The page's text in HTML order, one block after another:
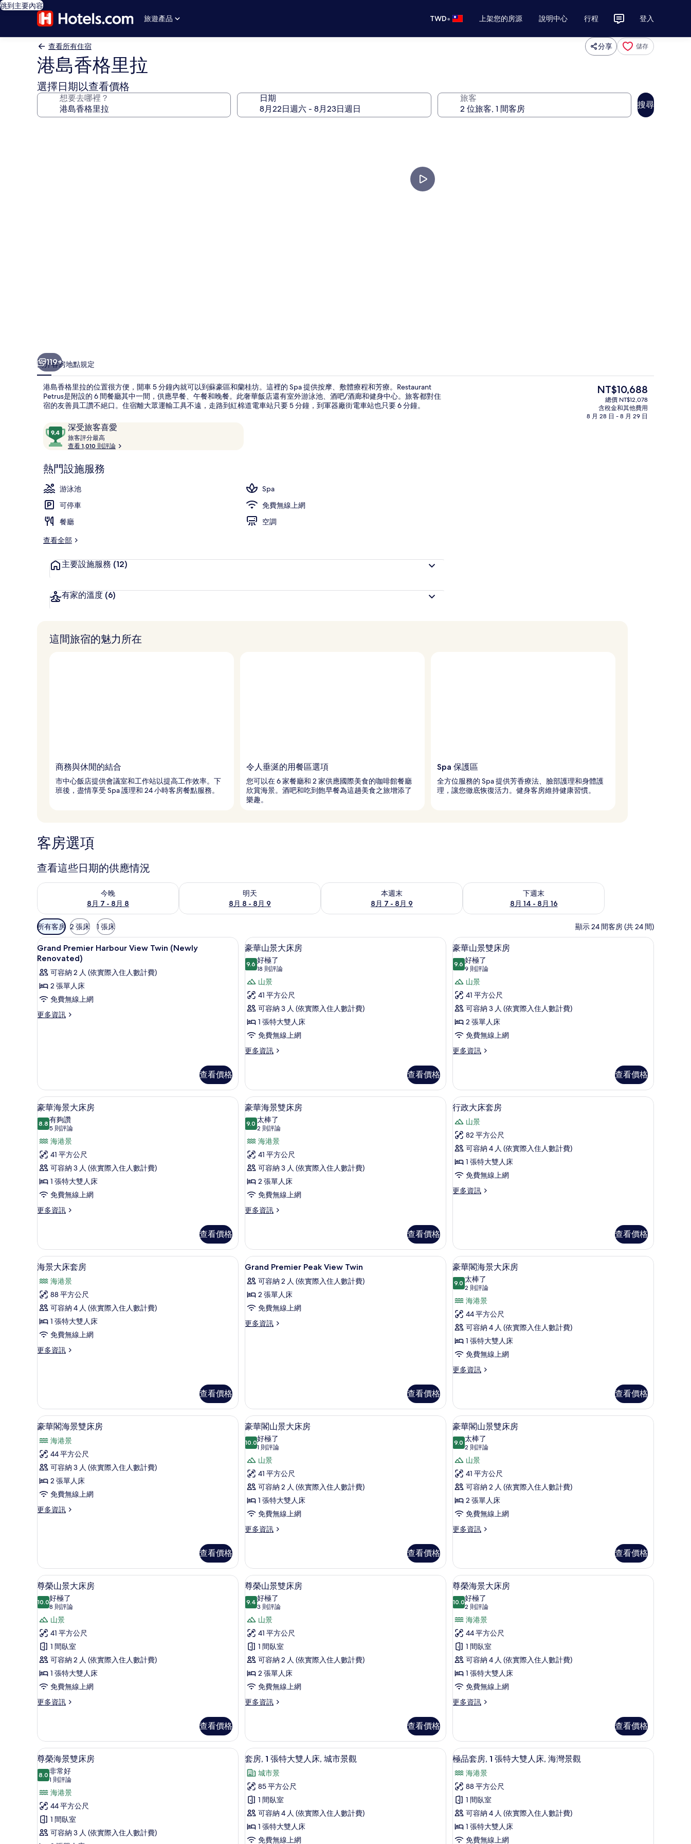
跳到主要內容
旅遊產品
TWD• 上架您的房源 說明中心 行程 登入
查看所有住宿 分享 儲存
港島香格里拉
選擇日期以查看價格
想要去哪裡？ 日期 旅客
搜尋
高級寢具、迷你吧、客房內保險箱、
119+
簡介客房地點規定
港島香格里拉的位置很方便，開車 5 分鐘內就可以到蘇豪區和蘭桂坊。這裡的 Spa 提供按摩、敷體療程和芳療。Restaurant
Petrus是附設的 6 間餐廳其中一間，供應早餐、午餐和晚餐。此奢華飯店還有室外游泳池、酒吧/酒廊和健身中心。旅客都對住
宿的友善員工讚不絕口。住宿離大眾運輸工具不遠，走路到紅棉道電車站只要 5 分鐘，到軍器廠街電車站也只要 6 分鐘。
評
論
深受旅客喜愛
9.4
分，
滿
10，
深
受
旅
客
喜
愛
旅客評分最高
客
查看 1,010 則評論
熱門設施服務
游泳池
Spa
可停車
免費無線上網
餐廳
空調
查看全部
主要設施服務 (12)
有家的溫度 (6)
目
的
價
NT$10,688
總價 NT$12,078
含稅金和其他費用
8 月 28 日 - 8 月 29 日
這間旅宿的魅力所在
商務與休閒的結合
市中心飯店提供會議室和工作站以提高工作效率。下
班後，盡情享受 Spa 護理和 24 小時客房餐點服務。
令人垂涎的用餐區選項
您可以在 6 家餐廳和 2 家供應國際美食的咖啡館餐廳
欣賞海景。酒吧和吃到飽早餐為這趟美食之旅增添了
樂趣。
Spa 保護區
全方位服務的 Spa 提供芳香療法、臉部護理和身體護
理，讓您徹底恢復活力。健身客房維持健康習慣。
客房選項
查看這些日期的供應情況
今晚
8月 7 - 8月 8
查看今晚 (8月 7 - 8月 8) 的供應情況
明天
8月 8 - 8月 9
查看明天 (8月 8 - 8月 9) 的供應情況
本週末
8月 7 - 8月 9
查看本週末 (8月 7 - 8月 9) 的供應情況
下週末
8月 14 - 8月 16
查看下週末 (8月 14 - 8月 16) 的供應情況
可
用
的
客
房
選
條
件
所有客房 2 張床 1 張床 顯示 24 間客房 (共 24 間)
顯
示
Grand
Premier
Harbour
View
Twin
相
片
高級寢具、迷你吧、客房內保險箱、書桌
4
Grand Premier Harbour View Twin (Newly
Renovated)
可容納 2 人 (依實際入住人數計費)
2 張單人床
免費無線上網
更多資訊
更
Renovated)
的
詳
情
查看價格
顯
示
豪
華
山
景
大
床
房
有
相
片
豪華山景大床房 | 高級寢具、迷你吧、客房內保險箱、書桌
6
豪華山景大床房
9.69.6 分，滿分 10 分
好極了
18 則評論
(18
則
評
論)
山景
41 平方公尺
可容納 3 人 (依實際入住人數計費)
1 張特大雙人床
免費無線上網
更多資訊
更
山
景
大
房
詳
情
查看價格
顯
示
豪
華
山
景
雙
床
房
有
相
片
豪華山景雙床房 | 高級寢具、迷你吧、客房內
6
豪華山景雙床房
9.69.6 分，滿分 10 分
好極了
9 則評論
(9
則
評
論)
山景
41 平方公尺
可容納 3 人 (依實際入住人數計費)
2 張單人床
免費無線上網
更多資訊
更
山
景
雙
床
房
的
詳
情
查看價格
顯
示
豪
華
海
景
大
床
房
有
相
片
高級寢具、迷你吧、客房內保險箱、書桌
5
豪華海景大床房
8.88.8 分，滿分 10 分
有夠讚
5 則評論
(5
則
評
論)
海港景
41 平方公尺
可容納 3 人 (依實際入住人數計費)
1 張特大雙人床
免費無線上網
更多資訊
更
海
景
大
房
的
詳
情
查看價格
顯
示
豪
華
海
景
雙
床
房
有
相
片
高級寢具、迷你吧、客房內保險箱、書桌
5
豪華海景雙床房
9.09.0 分，滿分 10 分
太棒了
2 則評論
(2
則
評
論)
海港景
41 平方公尺
可容納 3 人 (依實際入住人數計費)
2 張單人床
免費無線上網
更多資訊
更
海
景
雙
房
的
情
查看價格
顯
示
行
政
大
床
房
相
片
行政大床套房 | 起居區 | 55-吋 LCD 液晶電視
6
行政大床套房
山景
82 平方公尺
可容納 4 人 (依實際入住人數計費)
1 張特大雙人床
免費無線上網
更多資訊
更
套
房
的
詳
情
查看價格
顯
海
景
大
床
房
相
片
海景大床套房 | 高級寢具、迷你吧、客房內保險箱、書桌
5
海景大床套房
海港景
88 平方公尺
可容納 4 人 (依實際入住人數計費)
1 張特大雙人床
免費無線上網
更多資訊
更
套
房
的
詳
情
查看價格
顯
示
Grand
Premier
Peak
View
片
高級寢具、迷你吧、客房內保險箱、書桌
5
Grand Premier Peak View Twin
可容納 2 人 (依實際入住人數計費)
2 張單人床
免費無線上網
更多資訊
更
情
查看價格
顯
示
豪
華
閣
海
景
大
床
所
有
相
片
高級寢具、迷你吧、客房內保險箱、書桌
12
豪華閣海景大床房
9.09.0 分，滿分 10 分
太棒了
2 則評論
(2
則
評
論)
海港景
44 平方公尺
可容納 4 人 (依實際入住人數計費)
1 張特大雙人床
免費無線上網
更多資訊
更
閣
海
景
床
的
詳
情
查看價格
顯
豪
華
閣
海
雙
所
有
相
片
高級寢具、迷你吧、客房內保險箱、書桌
10
豪華閣海景雙床房
海港景
44 平方公尺
可容納 3 人 (依實際入住人數計費)
2 張單人床
免費無線上網
更多資訊
更
景
雙
床
房
的
詳
情
查看價格
顯
示
豪
華
閣
山
景
大
床
所
有
相
片
高級寢具、迷你吧、客房內保險箱、書桌
8
豪華閣山景大床房
10.010.0 分，滿分 10 分
好極了
1 則評論
(1
則
評
論)
山景
41 平方公尺
可容納 2 人 (依實際入住人數計費)
1 張特大雙人床
免費無線上網
更多資訊
更
閣
山
景
大
床
的
詳
情
查看價格
顯
示
豪
華
閣
山
景
雙
床
所
有
相
片
豪華閣山景雙床房 | 高級寢具、迷你吧、客房
7
豪華閣山景雙床房
9.09.0 分，滿分 10 分
太棒了
2 則評論
(2
則
評
論)
山景
41 平方公尺
可容納 2 人 (依實際入住人數計費)
2 張單人床
免費無線上網
更多資訊
更
閣
山
景
雙
床
的
詳
情
查看價格
顯
示
尊
榮
山
景
大
床
房
的
相
片
高級寢具、迷你吧、客房內保險箱、書桌
7
尊榮山景大床房
10.010.0 分，滿分 10 分
好極了
8 則評論
(8
則
評
論)
山景
41 平方公尺
1 間臥室
可容納 2 人 (依實際入住人數計費)
1 張特大雙人床
免費無線上網
更多資訊
更
山
景
大
床
房
詳
情
查看價格
顯
示
尊
榮
山
景
雙
床
房
的
相
片
尊榮山景雙床房 | 高級寢具、迷你吧、客房內保險箱、書桌
7
尊榮山景雙床房
9.49.4 分，滿分 10 分
好極了
3 則評論
(3
則
評
論)
山景
41 平方公尺
1 間臥室
可容納 2 人 (依實際入住人數計費)
2 張單人床
免費無線上網
更多資訊
更
山
景
雙
房
的
詳
情
查看價格
顯
示
尊
榮
海
景
大
床
房
的
相
片
高級寢具、迷你吧、客房內保險箱、書桌
7
尊榮海景大床房
10.010.0 分，滿分 10 分
好極了
2 則評論
(2
則
評
論)
海港景
44 平方公尺
1 間臥室
可容納 4 人 (依實際入住人數計費)
1 張特大雙人床
免費無線上網
更多資訊
更
海
景
大
房
的
詳
情
查看價格
顯
示
尊
榮
海
景
雙
高級寢具、迷你吧、客房內保險箱、書桌
6
尊榮海景雙床房
8.08.0 分，滿分 10 分
非常好
1 則評論
(1
則
評
論)
海港景
44 平方公尺
1 間臥室
可容納 3 人 (依實際入住人數計費)
顯
示
套
房,
張
特
套房, 1 張特大雙人床, 城市景觀 | 客房景觀
6
套房, 1 張特大雙人床, 城市景觀
城市景
85 平方公尺
1 間臥室
可容納 4 人 (依實際入住人數計費)
1 張特大雙人床
免費無線上網
顯
極
品
套
房,
1
極品套房, 1 張特大雙人床, 海灣景觀 | 客房景觀
8
極品套房, 1 張特大雙人床, 海灣景觀
海港景
88 平方公尺
1 間臥室
可容納 4 人 (依實際入住人數計費)
1 張特大雙人床
免費無線上網